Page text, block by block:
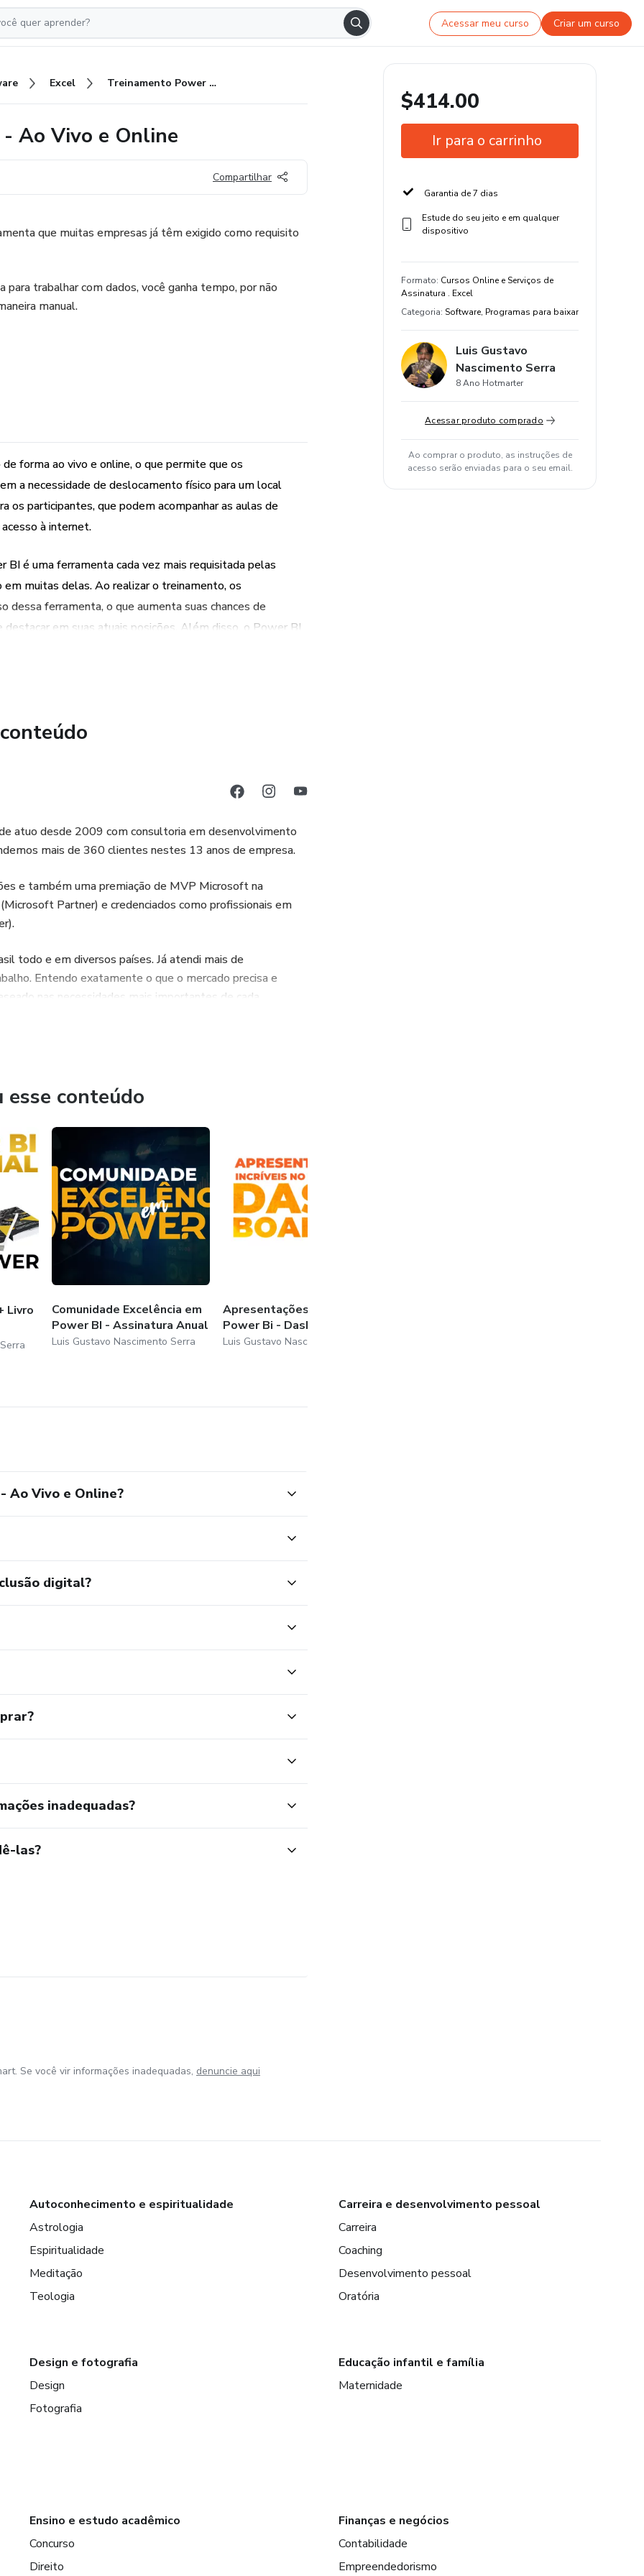
Acessar meu curso Criar um curso
Excel Treinamento Power BI Express - Ao Vivo e Online
Ao Vivo e Online
Compartilhar
que muitas empresas já têm exigido como requisito
para trabalhar com dados, você ganha tempo, por não
manual.
forma ao vivo e online, o que permite que os
a necessidade de deslocamento físico para um local
os participantes, que podem acompanhar as aulas de
à internet.
é uma ferramenta cada vez mais requisitada pelas
muitas delas. Ao realizar o treinamento, os
dessa ferramenta, o que aumenta suas chances de
em suas atuais posições. Além disso, o Power BI
a análise e visualização de informações de forma
atuo desde 2009 com consultoria em desenvolvimento
mais de 360 clientes nestes 13 anos de empresa.
e também uma premiação de MVP Microsoft na
Partner) e credenciados como profissionais em
todo e em diversos países. Já atendi mais de
Entendo exatamente o que o mercado precisa e
nas necessidades mais importantes de cada
adquiri vasta experiência na área financeira e percebi que
controles.
conteúdo
Livro
Comunidade Excelência em
Power BI - Assinatura Anual
Luis Gustavo Nascimento Serra
Apresentações Incríveis no
Power Bi - Dashboards PRO
Luis Gustavo Nascimento Serra
Ao Vivo e Online?
digital?
inadequadas?
las?
$414.00
Ir para o carrinho
Garantia de 7 dias
Estude do seu jeito e em qualquer
dispositivo
Formato: Cursos Online e Serviços de
Assinatura . Excel
Categoria: Software, Programas para baixar
Luis Gustavo
Nascimento Serra
8 Ano Hotmarter
Acessar produto comprado
Ao comprar o produto, as instruções de
acesso serão enviadas para o seu email.
Se você vir informações inadequadas, denuncie aqui
Autoconhecimento e espiritualidade
Astrologia
Espiritualidade
Meditação
Teologia
Carreira e desenvolvimento pessoal
Carreira
Coaching
Desenvolvimento pessoal
Oratória
Design e fotografia
Design
Fotografia
Educação infantil e família
Maternidade
Ensino e estudo acadêmico
Concurso
Direito
Finanças e negócios
Contabilidade
Empreendedorismo